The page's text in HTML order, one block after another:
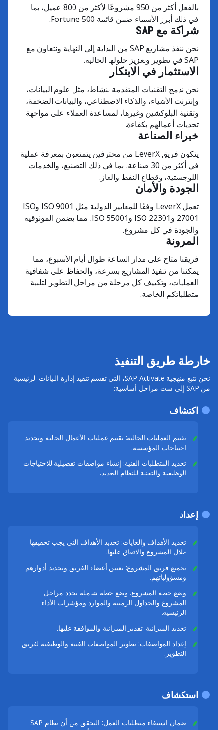
بالفعل أكثر من 950 مشروعًا لأكثر من 800 عميل، بما
في ذلك أبرز الأسماء ضمن قائمة Fortune 500.
خبراء الصناعة
يتكون فريق LeverX من محترفين يتمتعون بمعرفة عملية
في أكثر من 30 صناعة، بما في ذلك التصنيع، والخدمات
اللوجستية، وقطاع النفط والغاز.
شراكة مع SAP
نحن ننفذ مشاريع SAP من البداية إلى النهاية ونتعاون مع
SAP في تطوير وتعزيز حلولها الحالية.
الجودة والأمان
تعمل LeverX وفقًا للمعايير الدولية مثل ISO 9001 وISO
27001 وISO 22301 وISO 55001، مما يضمن الموثوقية
والجودة في كل مشروع.
الاستثمار في الابتكار
نحن ندمج التقنيات المتقدمة بنشاط، مثل علوم البيانات،
وإنترنت الأشياء، والذكاء الاصطناعي، والبيانات الضخمة،
وتقنية البلوكشين وغيرها، لمساعدة العملاء على مواجهة
تحديات أعمالهم بكفاءة.
المرونة
فريقنا متاح على مدار الساعة طوال أيام الأسبوع، مما
يمكننا من تنفيذ المشاريع بسرعة، والحفاظ على شفافية
العمليات، وتكييف كل مرحلة من مراحل التطوير لتلبية
متطلباتكم الخاصة.
خارطة طريق التنفيذ
نحن نتبع منهجية SAP Activate، التي تقسم تنفيذ إدارة البيانات الرئيسية
من SAP إلى ست مراحل أساسية:
تقييم العمليات الحالية: تقييم عمليات الأعمال الحالية وتحديد
احتياجات المؤسسة.
تحديد المتطلبات الفنية: إنشاء مواصفات تفصيلية للاحتياجات
الوظيفية والتقنية للنظام الجديد.
اكتشاف
تحديد الأهداف والغايات: تحديد الأهداف التي يجب تحقيقها
خلال المشروع والاتفاق عليها.
تجميع فريق المشروع: تعيين أعضاء الفريق وتحديد أدوارهم
ومسؤولياتهم.
وضع خطة المشروع: وضع خطة شاملة تحدد مراحل
المشروع والجداول الزمنية والموارد ومؤشرات الأداء
الرئيسية.
تحديد الميزانية: تقدير الميزانية والموافقة عليها.
إعداد المواصفات: تطوير المواصفات الفنية والوظيفية لفريق
التطوير.
إعداد
ضمان استيفاء متطلبات العمل: التحقق من أن نظام SAP
استكشاف